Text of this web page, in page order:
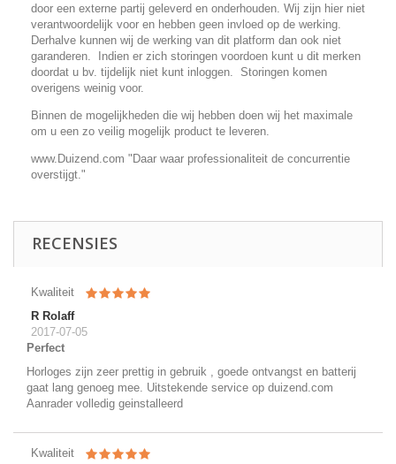
door een externe partij geleverd en onderhouden. Wij zijn hier niet
verantwoordelijk voor en hebben geen invloed op de werking.
Derhalve kunnen wij de werking van dit platform dan ook niet
garanderen. Indien er zich storingen voordoen kunt u dit merken
doordat u bv. tijdelijk niet kunt inloggen. Storingen komen
overigens weinig voor.
Binnen de mogelijkheden die wij hebben doen wij het maximale
om u een zo veilig mogelijk product te leveren.
www.Duizend.com "Daar waar professionaliteit de concurrentie
overstijgt."
RECENSIES
Kwaliteit
R Rolaff
2017-07-05
Perfect
Horloges zijn zeer prettig in gebruik , goede ontvangst en batterij
gaat lang genoeg mee. Uitstekende service op duizend.com
Aanrader volledig geinstalleerd
Kwaliteit